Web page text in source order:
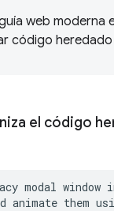
web moderna
código
el código
modal
animate them